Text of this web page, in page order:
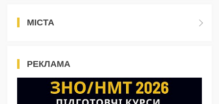
МІСТА
РЕКЛАМА